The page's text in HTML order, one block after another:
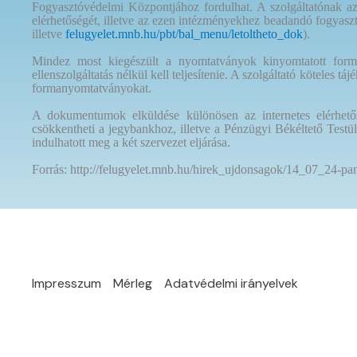
Fogyasztóvédelmi Központjához fordulhat. A szolgáltatónak
elérhetőségét, illetve az ezen intézményekhez beadandó
illetve felugyelet.mnb.hu/pbt/bal_menu/letoltheto_dok).
Mindez most kiegészült a nyomtatványok kinyomtatott
ellenszolgáltatás nélkül kell teljesítenie. A szolgáltató köteles
formanyomtatványokat.
A dokumentumok elküldése különösen az internetes
csökkentheti a jegybankhoz, illetve a Pénzügyi Békéltető
indulhatott meg a két szervezet eljárása.
Forrás: http://felugyelet.mnb.hu/hirek_ujdonsagok/14_07_24-
Impresszum Mérleg Adatvédelmi irányelvek